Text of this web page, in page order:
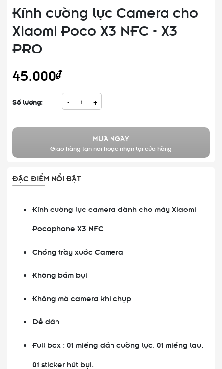
Kính cường lực Camera cho
Xiaomi Poco X3 NFC - X3
PRO
45.000₫
Số lượng: - +
MUA NGAY
Giao hàng tận nơi hoặc nhận tại cửa hàng
ĐẶC ĐIỂM NỔI BẬT
Kính cường lực camera dành cho máy Xiaomi
Pocophone X3 NFC
Chống trầy xước Camera
Không bám bụi
Không mờ camera khi chụp
Dễ dán
Full box : 01 miếng dán cường lực, 01 miếng lau,
01 sticker hút bụi.